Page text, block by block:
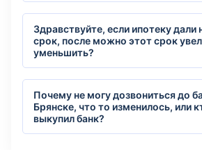
Здравствуйте, если ипотеку дали
срок, после можно этот срок
уменьшить?
Почему не могу дозвониться до
Брянске, что то изменилось, или
выкупил банк?